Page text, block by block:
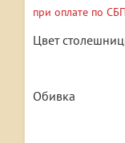
при оплате по СБП
Цвет
Обивка